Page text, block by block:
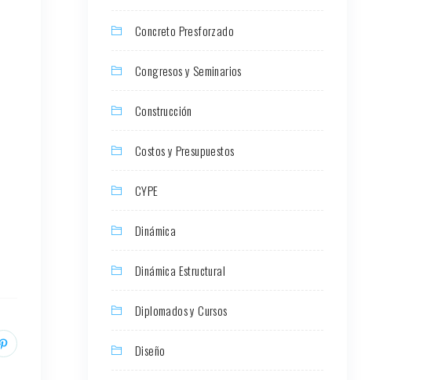
Concreto Presforzado
Congresos y Seminarios
Construcción
Costos y Presupuestos
CYPE
Dinámica
Dinámica Estructural
Diplomados y Cursos
Diseño